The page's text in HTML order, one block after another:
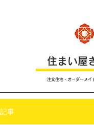
住まい屋
注文住宅・オーダーメイ
記事